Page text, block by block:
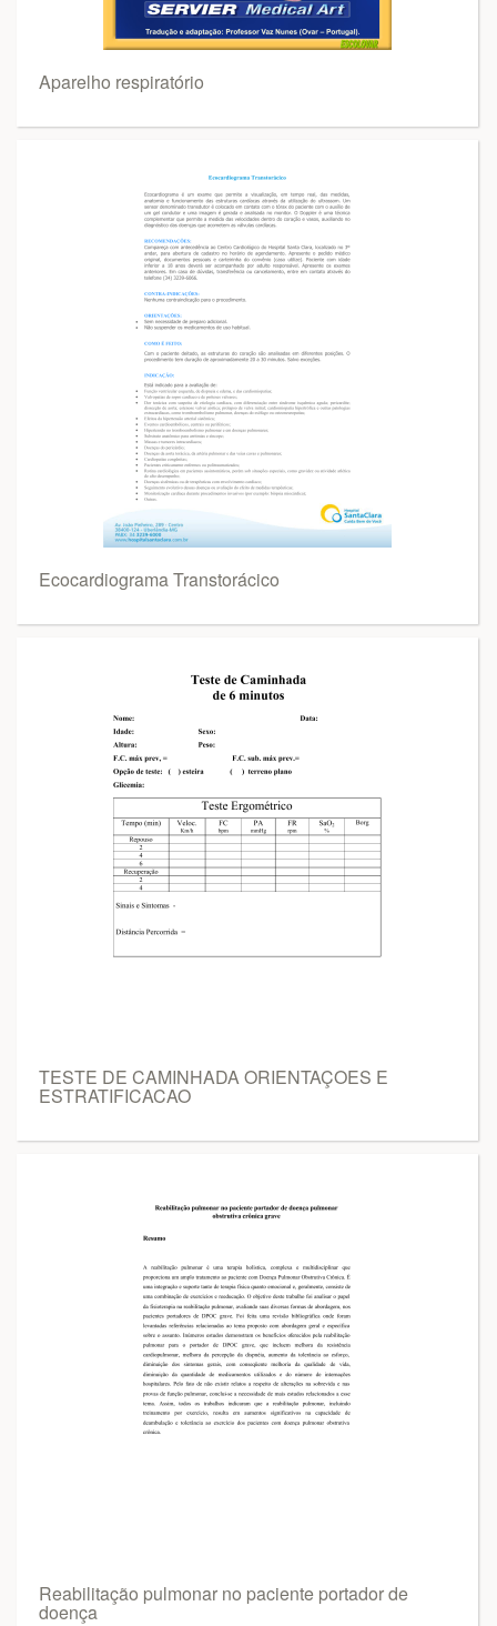
Aparelho respiratório
Ecocardiograma Transtorácico
TESTE DE CAMINHADA ORIENTAÇOES E
ESTRATIFICACAO
Reabilitação pulmonar no paciente portador de
doença